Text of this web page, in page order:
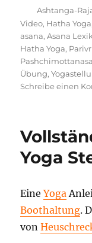
Autor
Ashtanga-
Video, Hatha Yoga
asana,Asana
Hatha Yoga,
Übung,
Schreibe einen
Yoga
EineYoga
Boothaltung.
von